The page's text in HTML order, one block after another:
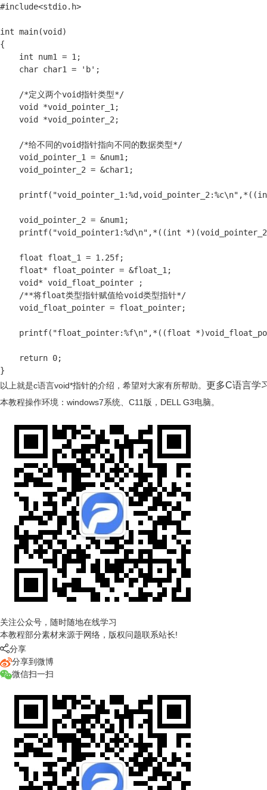
#include<stdio.h>
int main(void)
{
int num1 = 1;
char char1 = 'b';
/*定义两个void指针类型*/
void *void_pointer_1;
void *void_pointer_2;
/*给不同的void指针指向不同的数据类型*/
void_pointer_1 = &num1;
void_pointer_2 = &char1;
void_pointer_2 = &num1;
printf("void_pointer1:%d\n",*((int
float float_1 = 1.25f;
float* float_pointer = &float_1;
void* void_float_pointer ;
/**将float类型指针赋值给void类型指针*/
void_float_pointer = float_pointer;
printf("float_pointer:%f\n",*((float
return 0;
}
以上就是c语言void*指针的介绍，希望对大家有所帮助。 更多C语言学
本教程操作环境：windows7系统、C11版，DELL G3电脑。
关注公众号，随时随地在线学习
本教程部分素材来源于网络，版权问题联系站长!
分享
分享到微博
微信扫一扫